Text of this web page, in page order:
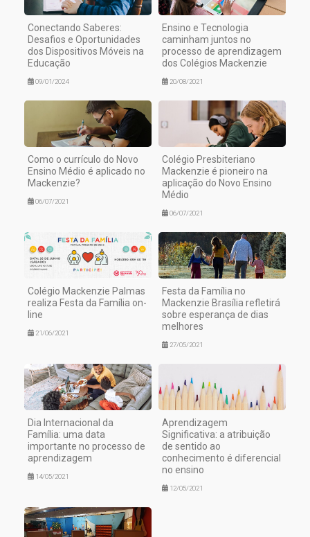
Conectando Saberes:
Desafios e Oportunidades
dos Dispositivos Móveis na
Educação
09/01/2024
Ensino e Tecnologia
caminham juntos no
processo de aprendizagem
dos Colégios Mackenzie
20/08/2021
Como o currículo do Novo
Ensino Médio é aplicado no
Mackenzie?
06/07/2021
Colégio Presbiteriano
Mackenzie é pioneiro na
aplicação do Novo Ensino
Médio
06/07/2021
Colégio Mackenzie Palmas
realiza Festa da Família on-
line
21/06/2021
Festa da Família no
Mackenzie Brasília refletirá
sobre esperança de dias
melhores
27/05/2021
Dia Internacional da
Família: uma data
importante no processo de
aprendizagem
14/05/2021
Aprendizagem
Significativa: a atribuição
de sentido ao
conhecimento é diferencial
no ensino
12/05/2021